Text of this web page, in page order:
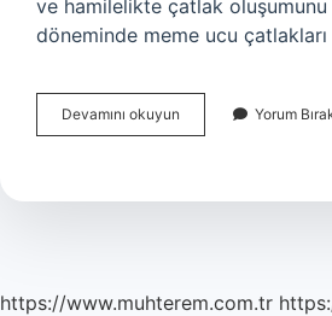
ve hamilelikte çatlak
döneminde meme ucu
Devamını okuyun Balmumu
El
Yapılır
Yorum
https://www.muhterem.com.tr